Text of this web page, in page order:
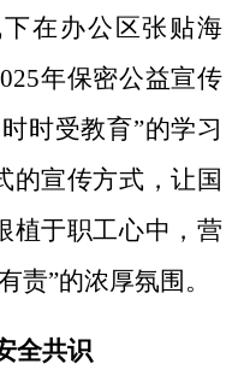
在办公区张贴海
年保密公益宣传
时受教育”的学习
的宣传方式，让国
植于职工心中，营
责”的浓厚氛围。
全共识